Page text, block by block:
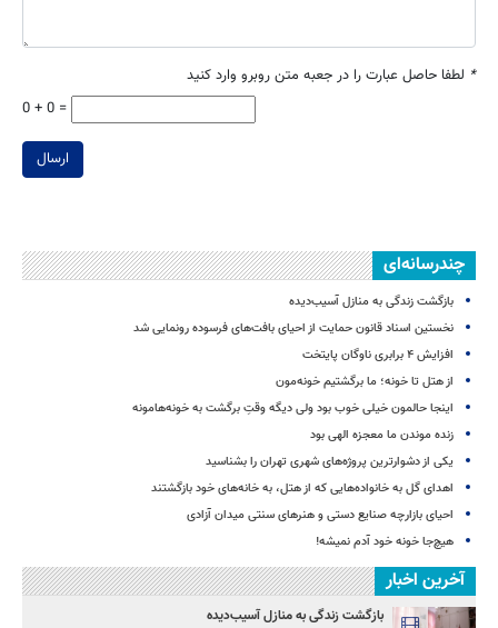
* لطفا حاصل عبارت را در جعبه متن روبرو وارد کنید
0 + 0 =
ارسال
چندرسانه‌ای
بازگشت زندگی‌ به منازل آسیب‌دیده
نخستین اسناد قانون حمایت از احیای بافت‌های فرسوده رونمایی شد
افزایش ۴ برابری ناوگان پایتخت
از هتل تا خونه؛ ما برگشتیم خونه‌مون
اینجا حالمون خیلی خوب بود ولی دیگه وقتِ برگشت به خونه‌هامونه
زنده موندن ما معجزه الهی بود
یکی از دشوارترین پروژه‌های شهری تهران را بشناسید
اهدای گل به خانواده‌هایی که از هتل‌، به خانه‌های خود بازگشتند
احیای بازارچه صنایع دستی و هنرهای سنتی میدان آزادی
هیچ‌جا خونه خود آدم نمیشه!
آخرین اخبار
بازگشت زندگی‌ به منازل آسیب‌دیده